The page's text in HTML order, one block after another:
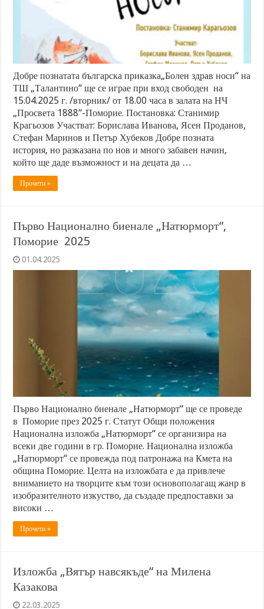
Добре познатата българска приказка„Болен здрав носи“ на
ТШ „Талантино“ ще се играе при вход свободен на
15.04.2025 г. /вторник/ от 18.00 часа в залата на НЧ
„Просвета 1888“-Поморие. Постановка: Станимир
Крагьозов Участват: Борислава Иванова, Ясен Проданов,
Стефан Маринов и Петър Хубеков Добре позната
история, но разказана по нов и много забавен начин,
който ще даде възможност и на децата да …
Прочети »
Първо Национално биенале „Натюрморт“,
Поморие 2025
01.04.2025
Първо Национално биенале „Натюрморт“ ще се проведе
в Поморие през 2025 г. Статут Общи положения
Национална изложба „Натюрморт“ се организира на
всеки две години в гр. Поморие. Национална изложба
„Натюрморт“ се провежда под патронажа на Кмета на
община Поморие. Целта на изложбата е да привлече
вниманието на творците към този основополагащ жанр в
изобразителното изкуство, да създаде предпоставки за
високи …
Прочети »
Изложба „Вятър навсякъде“ на Милена
Казакова
22.03.2025